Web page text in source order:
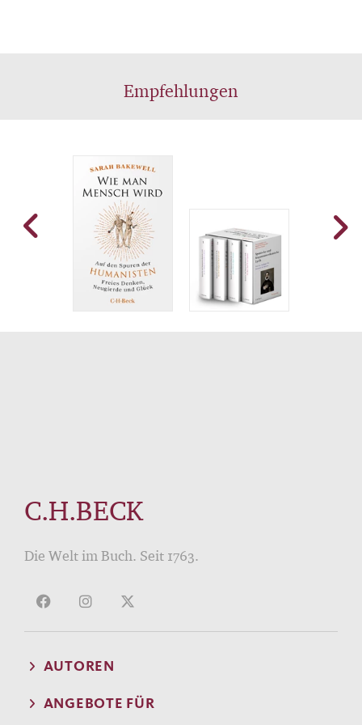
Empfehlungen
C.H.BECK
Die Welt im Buch. Seit 1763.
AUTOREN
ANGEBOTE FÜR